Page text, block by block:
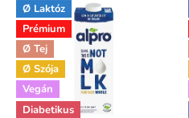
Ø Laktóz
Prémium
Ø Tej
Ø Szója
Vegán
Diabetikus